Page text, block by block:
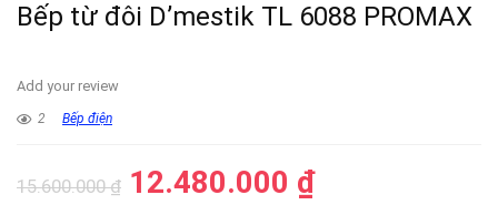
Bếp từ đôi D’mestik TL 6088 PROMAX
Add your review
2 Bếp điện
15.600.000₫ 12.480.000 ₫